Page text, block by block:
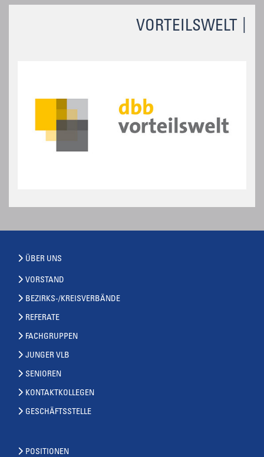
VORTEILSWELT
ÜBER UNS
VORSTAND
BEZIRKS-/KREISVERBÄNDE
REFERATE
FACHGRUPPEN
JUNGER VLB
SENIOREN
KONTAKTKOLLEGEN
GESCHÄFTSSTELLE
POSITIONEN